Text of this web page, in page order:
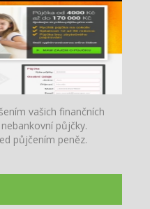
vašich finančních
půjčky.
půjčením peněz.